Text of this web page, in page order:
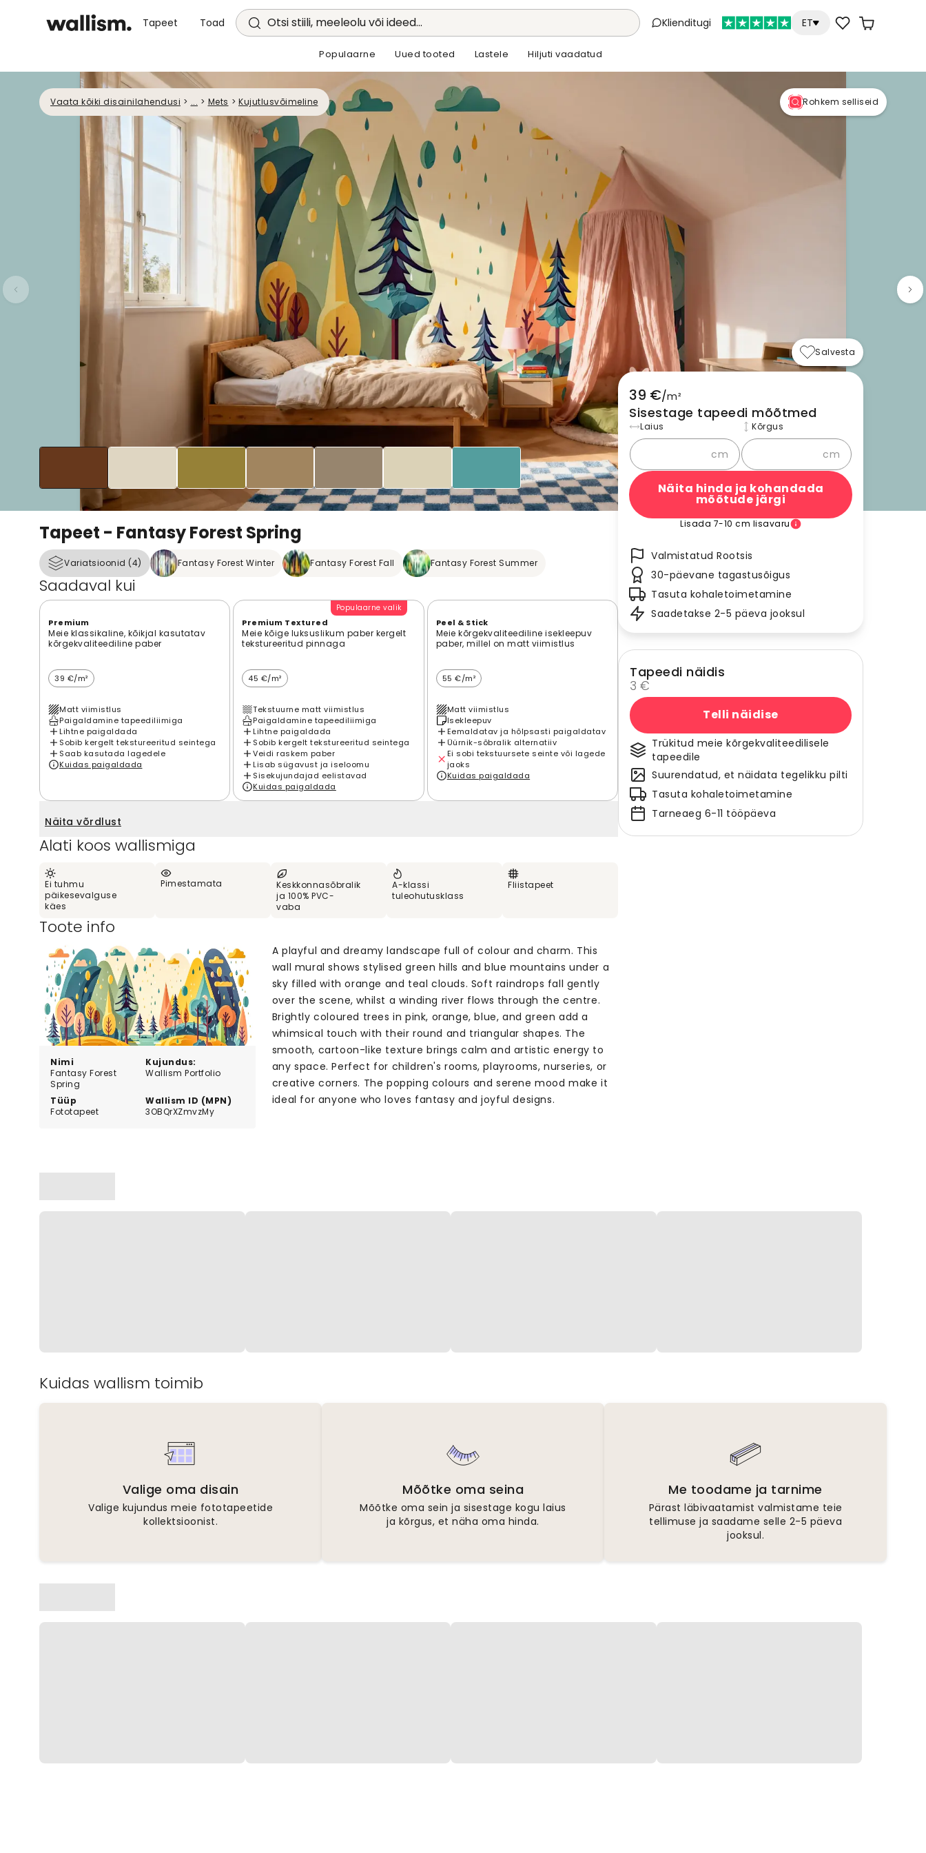
Tapeet Toad Otsi stiili, meeleolu või ideed... Klienditugi ET
Populaarne Uued tooted Lastele Hiljuti vaadatud
Vaata kõiki disainilahendusi > ... > Mets > Kujutlusvõimeline Rohkem selliseid
Tapeet - Fantasy Forest Spring
Variatsioonid (4) Fantasy Forest Winter Fantasy Forest Fall Fantasy Forest Summer
Saadaval kui
Premium
Meie klassikaline, kõikjal kasutatav
kõrgekvaliteediline paber
39 €/m²
Matt viimistlus
Paigaldamine tapeediliimiga
Lihtne paigaldada
Sobib kergelt tekstureeritud seintega
Saab kasutada lagedele
Kuidas paigaldada
Populaarne valik
Premium Textured
Meie kõige luksuslikum paber kergelt
tekstureeritud pinnaga
45 €/m²
Tekstuurne matt viimistlus
Paigaldamine tapeediliimiga
Lihtne paigaldada
Sobib kergelt tekstureeritud seintega
Veidi raskem paber
Lisab sügavust ja iseloomu
Sisekujundajad eelistavad
Kuidas paigaldada
Peel & Stick
Meie kõrgekvaliteediline isekleepuv
paber, millel on matt viimistlus
55 €/m²
Matt viimistlus
Isekleepuv
Eemaldatav ja hõlpsasti paigaldatav
Üürnik-sõbralik alternatiiv
Ei sobi tekstuursete seinte või lagede
jaoks
Kuidas paigaldada
Näita võrdlust
Alati koos wallismiga
Ei tuhmu
päikesevalguse
käes
Pimestamata
Keskkonnasõbralik
ja 100% PVC-
vaba
A-klassi
tuleohutusklass
Fliistapeet
Toote info
Nimi
Fantasy Forest
Spring
Kujundus:
Wallism Portfolio
Tüüp
Fototapeet
Wallism ID (MPN)
3OBQrXZmvzMy
A playful and dreamy landscape full of colour and charm. This
wall mural shows stylised green hills and blue mountains under a
sky filled with orange and teal clouds. Soft raindrops fall gently
over the scene, whilst a winding river flows through the centre.
Brightly coloured trees in pink, orange, blue, and green add a
whimsical touch with their round and triangular shapes. The
smooth, cartoon-like texture brings calm and artistic energy to
any space. Perfect for children's rooms, playrooms, nurseries, or
creative corners. The popping colours and serene mood make it
ideal for anyone who loves fantasy and joyful designs.
Salvesta
39 €/m²
Sisestage tapeedi mõõtmed
Laius
cm
Kõrgus
cm
Näita hinda ja kohandada
mõõtude järgi
Lisada 7-10 cm lisavaru
Valmistatud Rootsis
30-päevane tagastusõigus
Tasuta kohaletoimetamine
Saadetakse 2-5 päeva jooksul
Tapeedi näidis
3 €
Telli näidise
Trükitud meie kõrgekvaliteedilisele
tapeedile
Suurendatud, et näidata tegelikku pilti
Tasuta kohaletoimetamine
Tarneaeg 6-11 tööpäeva
Kuidas wallism toimib
Valige oma disain
Valige kujundus meie fototapeetide
kollektsioonist.
Mõõtke oma seina
Mõõtke oma sein ja sisestage kogu laius
ja kõrgus, et näha oma hinda.
Me toodame ja tarnime
Pärast läbivaatamist valmistame teie
tellimuse ja saadame selle 2-5 päeva
jooksul.